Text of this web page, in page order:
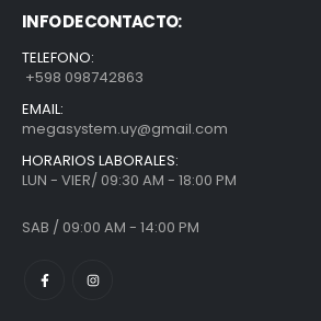
INFO DE CONTACTO:
TELEFONO:
+598 098742863
EMAIL:
megasystem.uy@gmail.com
HORARIOS LABORALES:
LUN - VIER/ 09:30 AM - 18:00 PM
SAB / 09:00 AM - 14:00 PM